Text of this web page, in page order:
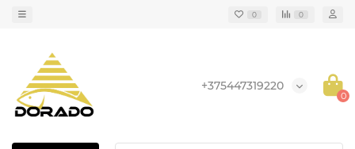
0 0
+375447319220
0